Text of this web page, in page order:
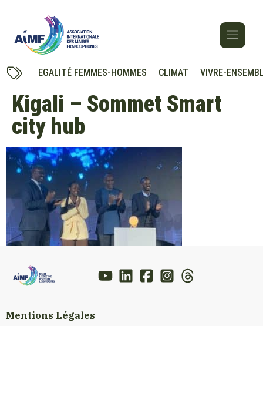
EGALITÉ FEMMES-HOMMES CLIMAT VIVRE-
Kigali – Sommet Smart
city hub
Mentions Légales